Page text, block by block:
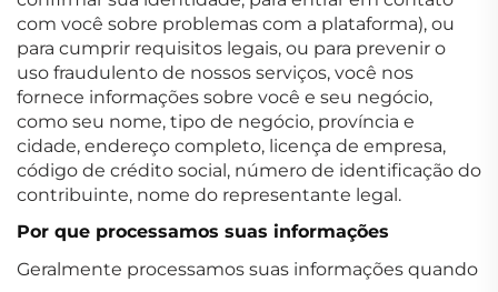
com você sobre problemas com a plataforma), ou
para cumprir requisitos legais, ou para prevenir o
uso fraudulento de nossos serviços, você nos
fornece informações sobre você e seu negócio,
como seu nome, tipo de negócio, província e
cidade, endereço completo, licença de empresa,
código de crédito social, número de identificação do
contribuinte, nome do representante legal.
Por que processamos suas informações
Geralmente processamos suas informações quando